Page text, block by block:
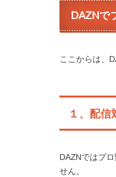
DAZNで
ここからは、
１、配
DAZNではプ
せん。